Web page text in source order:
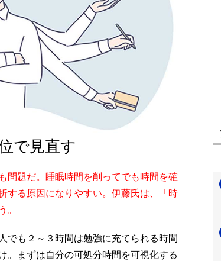
で見直す
問題だ。睡眠時間を削ってでも時間を確
する原因になりやすい。伊藤氏は、「時
。
でも２～３時間は勉強に充てられる時間
。まずは自分の可処分時間を可視化する